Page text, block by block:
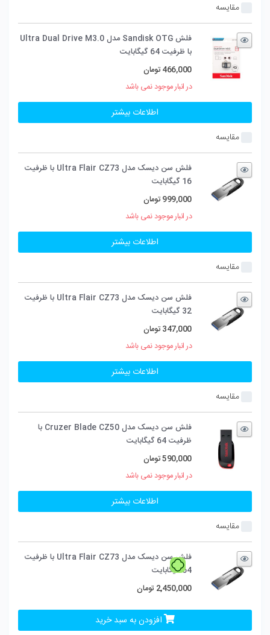
مقایسه
فلش Sandisk OTG مدل Ultra Dual Drive M3.0
با ظرفیت 64 گیگابایت
466,000 تومان
در انبار موجود نمی باشد
اطلاعات بیشتر
مقایسه
فلش سن دیسک مدل Ultra Flair CZ73 با ظرفیت
16 گیگابایت
999,000 تومان
در انبار موجود نمی باشد
اطلاعات بیشتر
مقایسه
فلش سن دیسک مدل Ultra Flair CZ73 با ظرفیت
32 گیگابایت
347,000 تومان
در انبار موجود نمی باشد
اطلاعات بیشتر
مقایسه
فلش سن دیسک مدل Cruzer Blade CZ50 با
ظرفیت 64 گیگابایت
590,000تومان
در انبار موجود نمی باشد
اطلاعات بیشتر
مقایسه
فلش سن دیسک مدل Ultra Flair CZ73 با ظرفیت
64 گیگابایت
2,450,000 تومان
افزودن به سبد خرید